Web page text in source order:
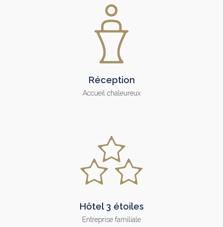
Réception
Accueil chaleureux
Hôtel 3 étoiles
Entreprise familiale